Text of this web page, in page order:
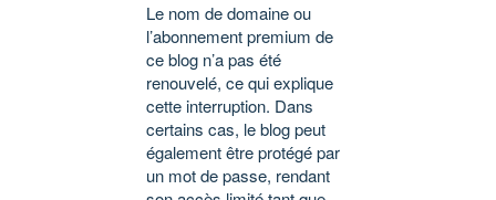
Le nom de domaine ou
l’abonnement premium de
ce blog n’a pas été
renouvelé, ce qui explique
cette interruption. Dans
certains cas, le blog peut
également être protégé par
un mot de passe, rendant